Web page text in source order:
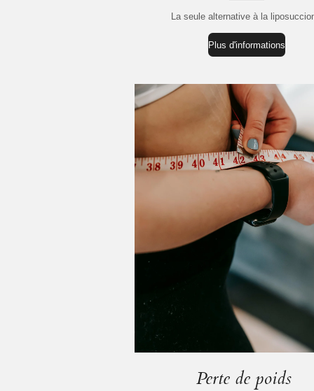
La seule alternative à la
Plus d'informations
Perte de poids